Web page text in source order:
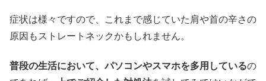
症状は様々ですので、これまで感じていた肩や首の辛さの
原因もストレートネックかもしれません。
普段の生活において、パソコンやスマホを多用しているの